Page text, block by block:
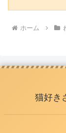
ホーム
猫好き